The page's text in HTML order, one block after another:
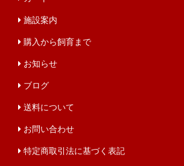
施設案内
購入から飼育まで
お知らせ
ブログ
送料について
お問い合わせ
特定商取引法に基づく表記